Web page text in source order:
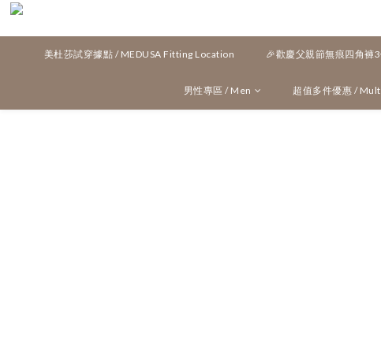
美杜莎試穿據點 / MEDUSA Fitting Location 🎉歡慶父親節無痕四角
男性專區 / Men 超值多件優惠 /